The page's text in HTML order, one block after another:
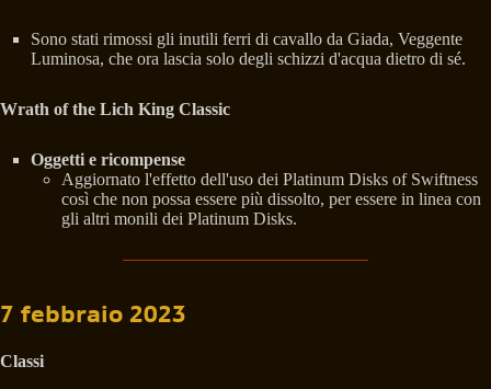
Sono stati rimossi gli inutili ferri di cavallo da Giada, Veggente
Luminosa, che ora lascia solo degli schizzi d'acqua dietro di sé.
Wrath of the Lich King Classic
Oggetti e ricompense
Aggiornato l'effetto dell'uso dei Platinum Disks of Swiftness
così che non possa essere più dissolto, per essere in linea con
gli altri monili dei Platinum Disks.
7 febbraio 2023
Classi